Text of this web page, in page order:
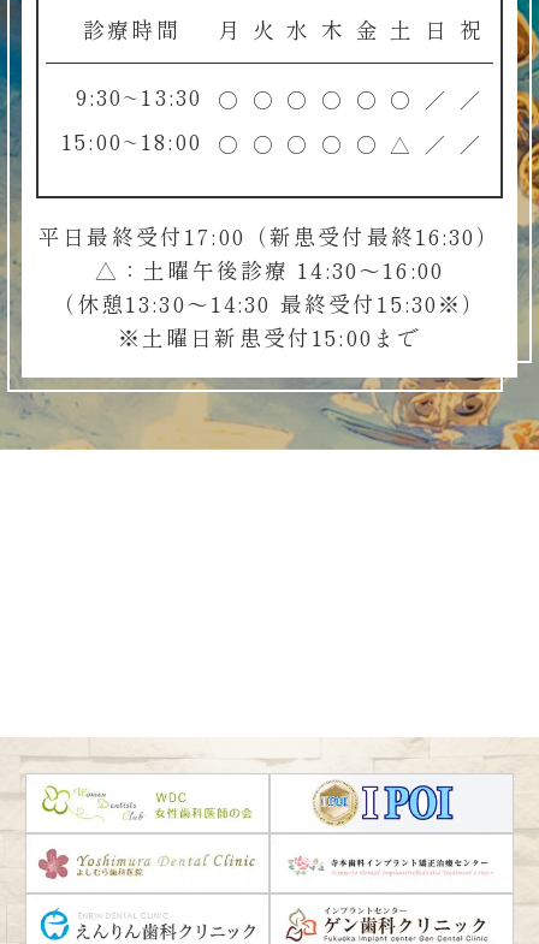
診療時間 月 火 水 木 金 土 日 祝
9:30~13:30 ○ ○ ○ ○ ○ ○ ／ ／
15:00~18:00 ○ ○ ○ ○ ○ △ ／ ／
平日最終受付17:00（新患受付最終16:30）
△：土曜午後診療 14:30～16:00
（休憩13:30～14:30 最終受付15:30※）
※土曜日新患受付15:00まで